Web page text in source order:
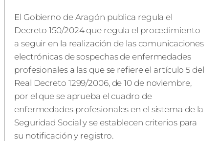
El Gobierno de Aragón publica regula el
Decreto 150/2024 que regula el procedimiento
a seguir en la realización de las comunicaciones
electrónicas de sospechas de enfermedades
profesionales a las que se refiere el artículo 5 del
Real Decreto 1299/2006, de 10 de noviembre,
por el que se aprueba el cuadro de
enfermedades profesionales en el sistema de la
Seguridad Social y se establecen criterios para
su notificación y registro.